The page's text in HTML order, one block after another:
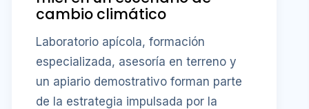
cambio climático
Laboratorio apícola, formación
especializada, asesoría en terreno y
un apiario demostrativo forman parte
de la estrategia impulsada por la